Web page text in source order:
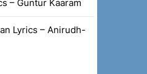
– Guntur Kaaram
Lyrics – Anirudh-